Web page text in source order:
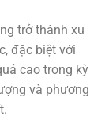
trở thành xu
đặc biệt với
cao trong kỳ
và phương